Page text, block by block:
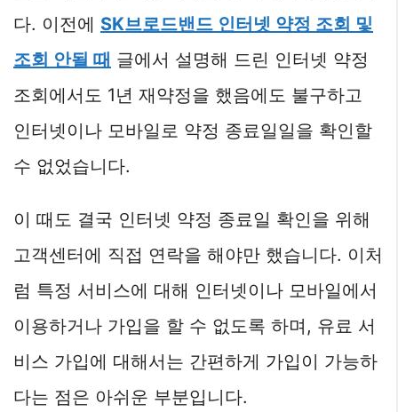
다. 이전에 SK브로드밴드 인터넷 약정 조회 및
조회 안될 때 글에서 설명해 드린 인터넷 약정
조회에서도 1년 재약정을 했음에도 불구하고
인터넷이나 모바일로 약정 종료일일을 확인할
수 없었습니다.
이 때도 결국 인터넷 약정 종료일 확인을 위해
고객센터에 직접 연락을 해야만 했습니다. 이처
럼 특정 서비스에 대해 인터넷이나 모바일에서
이용하거나 가입을 할 수 없도록 하며, 유료 서
비스 가입에 대해서는 간편하게 가입이 가능하
다는 점은 아쉬운 부분입니다.